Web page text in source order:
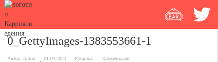
0_GettyImages-1383553661-1
Автор: Anton 01.04.2022 Рубрика: Комментарии